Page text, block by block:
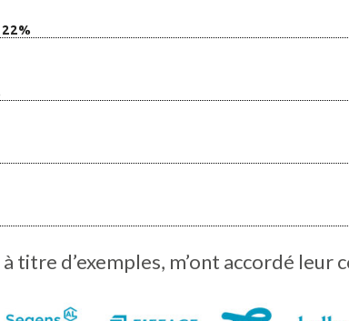
22%
titre d’exemples, m’ont accordé leur